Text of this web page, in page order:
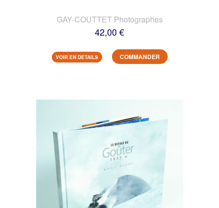
GAY-COUTTET Photographes
42,00 €
VOIR EN DETAILS COMMANDER